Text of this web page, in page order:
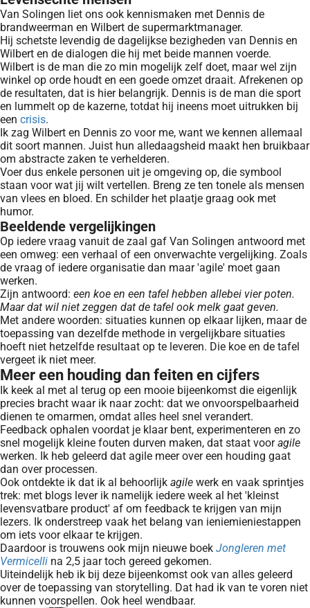
Van Solingen liet ons ook kennismaken met Dennis de
brandweerman en Wilbert de supermarktmanager.
Hij schetste levendig de dagelijkse bezigheden van Dennis en
Wilbert en de dialogen die hij met beide mannen voerde.
Wilbert is de man die zo min mogelijk zelf doet, maar wel zijn
winkel op orde houdt en een goede omzet draait. Afrekenen op
de resultaten, dat is hier belangrijk. Dennis is de man die sport
en lummelt op de kazerne, totdat hij ineens moet uitrukken bij
een crisis.
Ik zag Wilbert en Dennis zo voor me, want we kennen allemaal
dit soort mannen. Juist hun alledaagsheid maakt hen bruikbaar
om abstracte zaken te verhelderen.
Voer dus enkele personen uit je omgeving op, die symbool
staan voor wat jij wilt vertellen. Breng ze ten tonele als mensen
van vlees en bloed. En schilder het plaatje graag ook met
humor.
Beeldende vergelijkingen
Op iedere vraag vanuit de zaal gaf Van Solingen antwoord met
een omweg: een verhaal of een onverwachte vergelijking. Zoals
de vraag of iedere organisatie dan maar 'agile' moet gaan
werken.
Zijn antwoord: een koe en een tafel hebben allebei vier poten.
Maar dat wil niet zeggen dat de tafel ook melk gaat geven.
Met andere woorden: situaties kunnen op elkaar lijken, maar de
toepassing van dezelfde methode in vergelijkbare situaties
hoeft niet hetzelfde resultaat op te leveren. Die koe en de tafel
vergeet ik niet meer.
Meer een houding dan feiten en cijfers
Ik keek al met al terug op een mooie bijeenkomst die eigenlijk
precies bracht waar ik naar zocht: dat we onvoorspelbaarheid
dienen te omarmen, omdat alles heel snel verandert.
Feedback ophalen voordat je klaar bent, experimenteren en zo
snel mogelijk kleine fouten durven maken, dat staat vooragile
werken. Ik heb geleerd dat agile meer over een houding gaat
dan over processen.
Ook ontdekte ik dat ik al behoorlijk agile werk en vaak sprintjes
trek: met blogs lever ik namelijk iedere week al het 'kleinst
levensvatbare product' af om feedback te krijgen van mijn
lezers. Ik onderstreep vaak het belang van ieniemieniestappen
om iets voor elkaar te krijgen.
Daardoor is trouwens ook mijn nieuwe boek Jongleren met
Vermicelli na 2,5 jaar toch gereed gekomen.
Uiteindelijk heb ik bij deze bijeenkomst ook van alles geleerd
over de toepassing van storytelling. Dat had ik van te voren niet
kunnen voorspellen. Ook heel wendbaar.